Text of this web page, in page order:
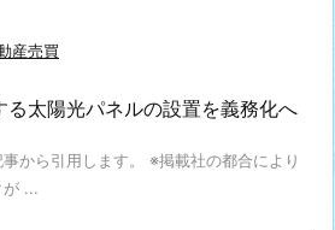
産売買
る太陽光パネルの設置を義務化へ
から引用します。 ※掲載社の都合により
が ...